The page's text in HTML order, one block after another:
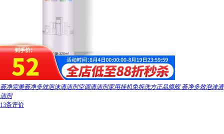
荟净完美荟净多效泡沫清洁剂空调清洁剂家用挂机免拆洗方正品旗舰 荟净多效泡沫清
洁剂
13条评价